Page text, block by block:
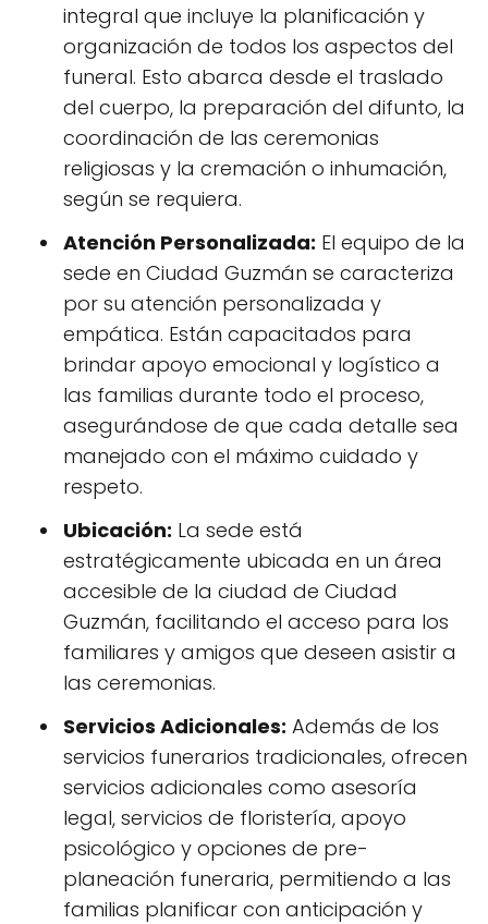
integral que incluye la planificación y
organización de todos los aspectos del
funeral. Esto abarca desde el traslado
del cuerpo, la preparación del difunto, la
coordinación de las ceremonias
religiosas y la cremación o inhumación,
según se requiera.
Atención Personalizada: El equipo de la
sede en Ciudad Guzmán se caracteriza
por su atención personalizada y
empática. Están capacitados para
brindar apoyo emocional y logístico a
las familias durante todo el proceso,
asegurándose de que cada detalle sea
manejado con el máximo cuidado y
respeto.
Ubicación: La sede está
estratégicamente ubicada en un área
accesible de la ciudad de Ciudad
Guzmán, facilitando el acceso para los
familiares y amigos que deseen asistir a
las ceremonias.
Servicios Adicionales: Además de los
servicios funerarios tradicionales, ofrecen
servicios adicionales como asesoría
legal, servicios de floristería, apoyo
psicológico y opciones de pre-
planeación funeraria, permitiendo a las
familias planificar con anticipación y